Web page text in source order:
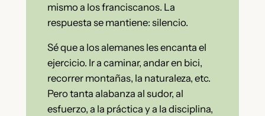
mismo a los franciscanos. La
respuesta se mantiene: silencio.
Sé que a los alemanes les encanta el
ejercicio. Ir a caminar, andar en bici,
recorrer montañas, la naturaleza, etc.
Pero tanta alabanza al sudor, al
esfuerzo, a la práctica y a la disciplina,